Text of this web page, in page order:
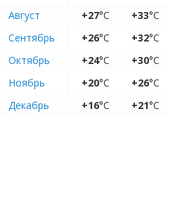
Август
+27°C +33°C
Сентябрь
+26°C +32°C
Октябрь
+24°C +30°C
Ноябрь
+20°C +26°C
Декабрь
+16°C +21°C